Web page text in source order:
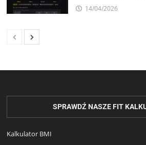
14/04/2026
SPRAWDŹ NASZE FIT
Kalkulator BMI